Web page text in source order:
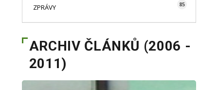
ZPRÁVY 85
ARCHIV ČLÁNKŮ (2006 -
2011)